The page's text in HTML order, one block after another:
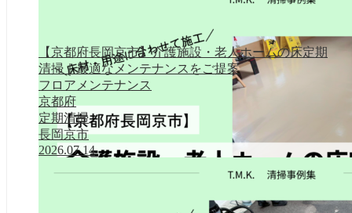
【京都府長岡京市】介護施設・老人ホームの床定期
清掃｜最適なメンテナンスをご提案
フロアメンテナンス
京都府
定期清掃
長岡京市
2026.07.14